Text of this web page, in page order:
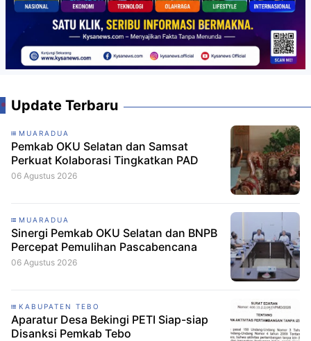
Update Terbaru
MUARADUA
Pemkab OKU Selatan dan Samsat
Perkuat Kolaborasi Tingkatkan PAD
06 Agustus 2026
MUARADUA
Sinergi Pemkab OKU Selatan dan BNPB
Percepat Pemulihan Pascabencana
06 Agustus 2026
KABUPATEN TEBO
Aparatur Desa Bekingi PETI Siap-siap
Disanksi Pemkab Tebo